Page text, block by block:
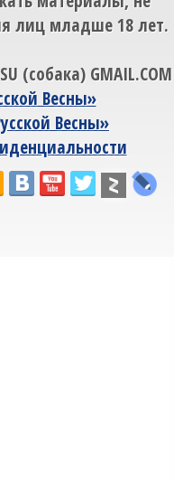
лиц младше 18 лет.
(собака) GMAIL.COM
Весны»
Весны»